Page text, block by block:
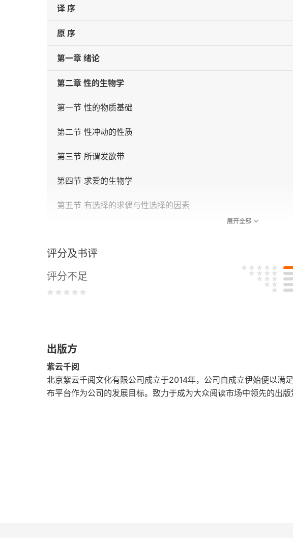
译 序
原 序
第一章 绪论
第二章 性的生物学
第一节 性的物质基础
第二节 性冲动的性质
第三节 所谓发欲带
第四节 求爱的生物学
第五节 有选择的求偶与性选择的因素
第七节 性择与嗅觉
第八节 性择与听觉
第一节 性冲动的初期呈现
第二节 自动恋
展开全部
评分及书评
评分不足
出版方
紫云千阅
北京紫云千阅文化有限公司成立于2014年，公司自成立伊始便以满
布平台作为公司的发展目标。致力于成为大众阅读市场中领先的出版